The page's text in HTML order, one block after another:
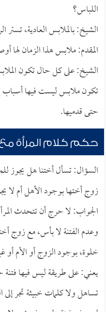
اللباس؟
الشيخ: بالملابس العادية،
المقدم: ملابس هذا الزمان لها
الشيخ: على كل حال تكون
تكون ملابس ليست فيها أسباب
حتى قدميها.
حكم كلام المرأة مع
السؤال: تسأل أختنا هل يجوز
زوج أختها بوجود الأهل أم لا
الجواب: لا حرج أن تتحدث
وعدم الفتنة لا بأس، مع زوج
خلوة، بوجود الزوج أو الأم أو
يعني: على طريقة ليس فيها
تساهل ولا كلمات خبيثة تجر